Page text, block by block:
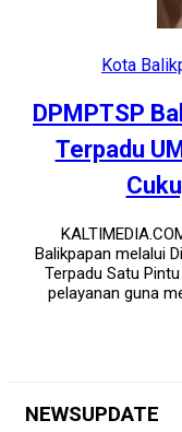
Kota
DPMPTSP
Terpadu
Balikpapan melalui
Terpadu Satu
pelayanan guna
NEWSUPDATE